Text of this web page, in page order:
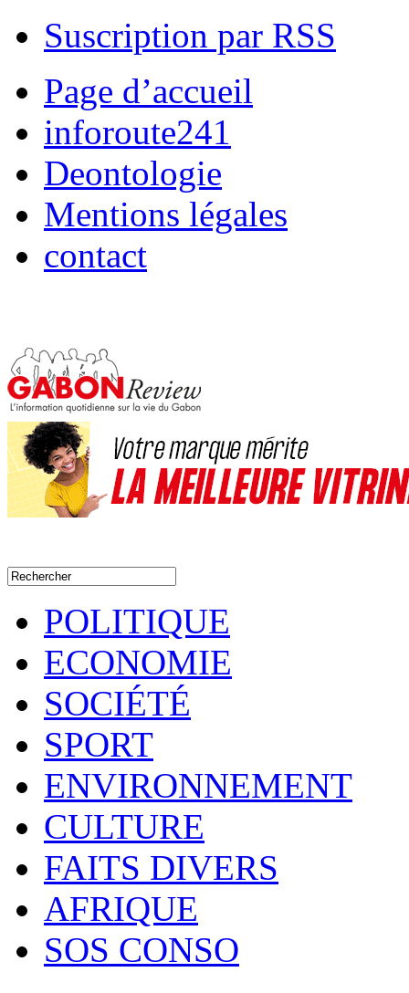
Suscription par RSS
Page d’accueil
inforoute241
Deontologie
Mentions légales
contact
POLITIQUE
ECONOMIE
SOCIÉTÉ
SPORT
ENVIRONNEMENT
CULTURE
FAITS DIVERS
AFRIQUE
SOS CONSO